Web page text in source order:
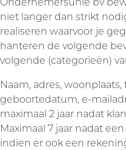
niet langer dan strikt
realiseren waarvoor je
hanteren de volgende
volgende (categorieën)
Naam, adres,
geboortedatum, e-
maximaal 2 jaar nadat
Maximaal 7 jaar nadat
indien er ook een